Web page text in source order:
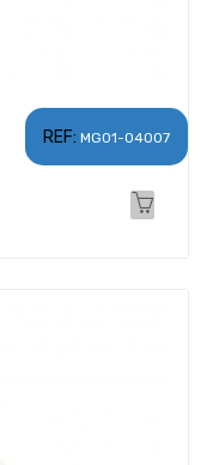
REF: MG01-04007